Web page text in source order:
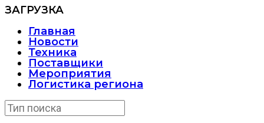
ЗАГРУЗКА
Главная
Новости
Техника
Поставщики
Мероприятия
Логистика региона